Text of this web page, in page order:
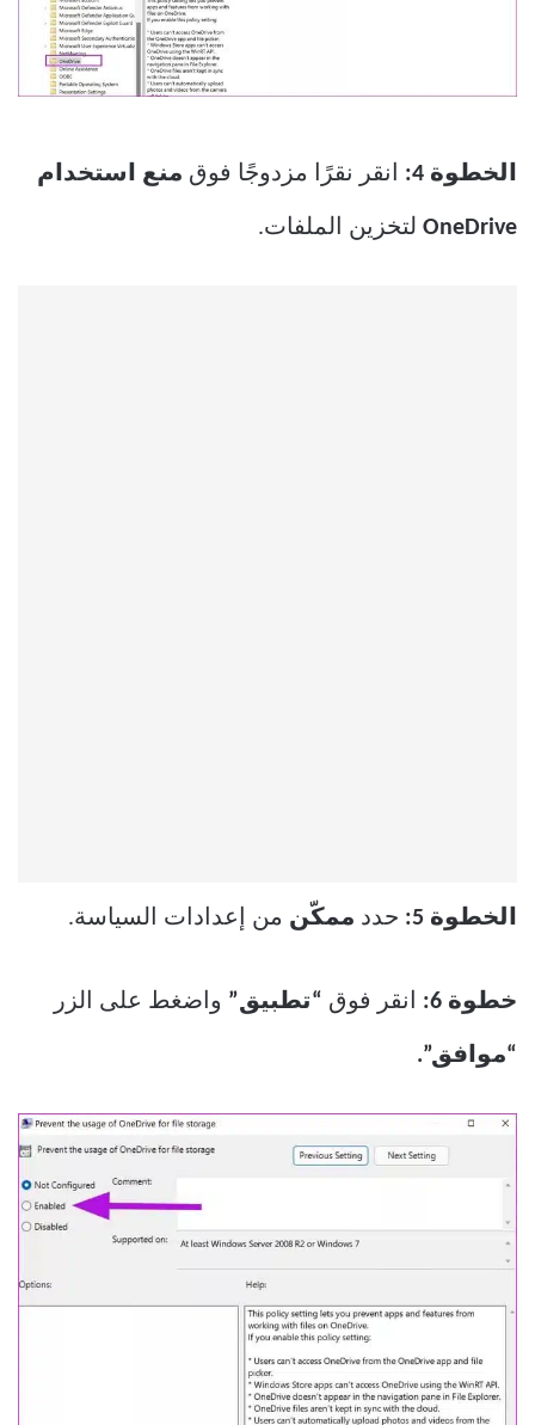
الخطوة 4: انقر نقرًا مزدوجًا فوق منع استخدام
OneDrive لتخزين الملفات.
الخطوة 5: حدد ممكّن من إعدادات السياسة.
خطوة 6: انقر فوق “تطبيق” واضغط على الزر
“موافق”.